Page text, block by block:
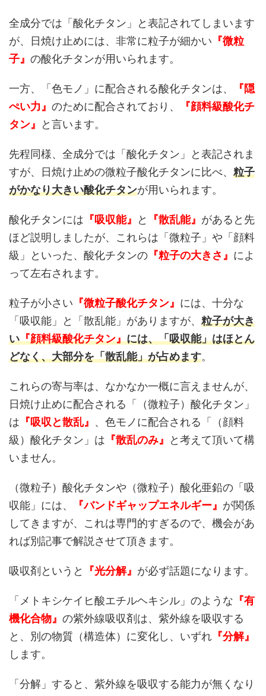
全成分では「酸化チタン」と表記されてしまいます
が、日焼け止めには、非常に粒子が細かい 『微粒
子』 の酸化チタンが用いられます。
一方、「色モノ」に配合される酸化チタンは、
『隠
ぺい力』 のために配合されており、
『顔料級酸化チ
タン』
と言います。
先程同様、全成分では「酸化チタン」と表記されま
すが、日焼け止めの微粒子酸化チタンに比べ、 粒子
がかなり大きい酸化チタンが用いられます。
酸化チタンには 『吸収能』 と 『散乱能』 があると先
ほど説明しましたが、これらは「微粒子」や「顔料
級」といった、酸化チタンの 『粒子の大きさ』 によ
って左右されます。
粒子が小さい 『微粒子酸化チタン』 には、十分な
「吸収能」と「散乱能」がありますが、 粒子が大き
い『顔料級酸化チタン』には、「吸収能」はほとん
どなく、大部分を「散乱能」が占めます。
これらの寄与率は、なかなか一概に言えませんが、
日焼け止めに配合される「（微粒子）酸化チタン」
は 『吸収と散乱』 、色モノに配合される「（顔料
級）酸化チタン」は 『散乱のみ』
と考えて頂いて構
いません。
（微粒子）酸化チタンや（微粒子）酸化亜鉛の「吸
収能」には、
『バンドギャップエネルギー』 が関係
してきますが、これは専門的すぎるので、機会があ
れば別記事で解説させて頂きます。
吸収剤というと 『光分解』 が必ず話題になります。
「メトキシケイヒ酸エチルヘキシル」のような 『有
機化合物』 の紫外線吸収剤は、紫外線を吸収する
と、別の物質（構造体）に変化し、いずれ 『分解』
します。
「分解」すると、紫外線を吸収する能力が無くなり